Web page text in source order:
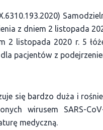
z dniem 2 listopada
2 listopada 2020 r. 5
pacjentów z
się bardzo duża i
wirusem SARS-
medyczną.